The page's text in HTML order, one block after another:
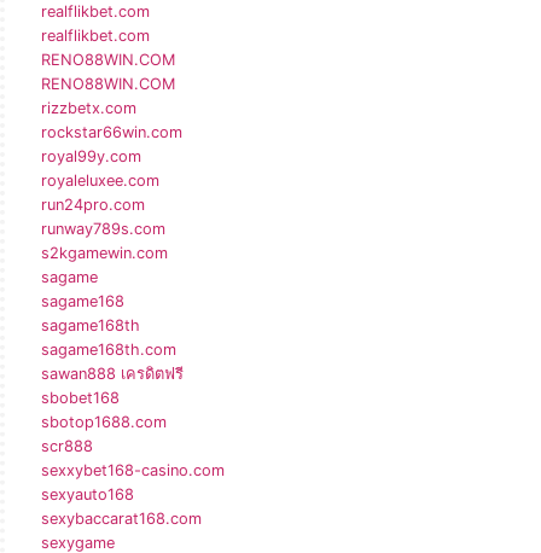
realflikbet.com
realflikbet.com
RENO88WIN.COM
RENO88WIN.COM
rizzbetx.com
rockstar66win.com
royal99y.com
royaleluxee.com
run24pro.com
runway789s.com
s2kgamewin.com
sagame
sagame168
sagame168th
sagame168th.com
sawan888 เครดิตฟรี
sbobet168
sbotop1688.com
scr888
sexxybet168-casino.com
sexyauto168
sexybaccarat168.com
sexygame